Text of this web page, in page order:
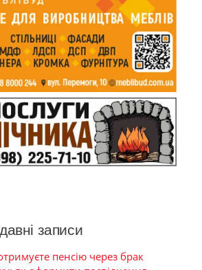
записи
пенсію через брак